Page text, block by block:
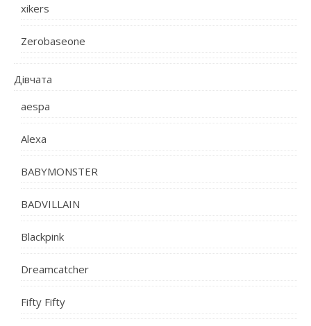
xikers
Zerobaseone
Дівчата
aespa
Alexa
BABYMONSTER
BADVILLAIN
Blackpink
Dreamcatcher
Fifty Fifty